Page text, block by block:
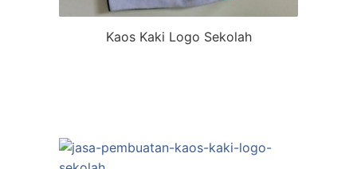
Kaos Kaki Logo Sekolah